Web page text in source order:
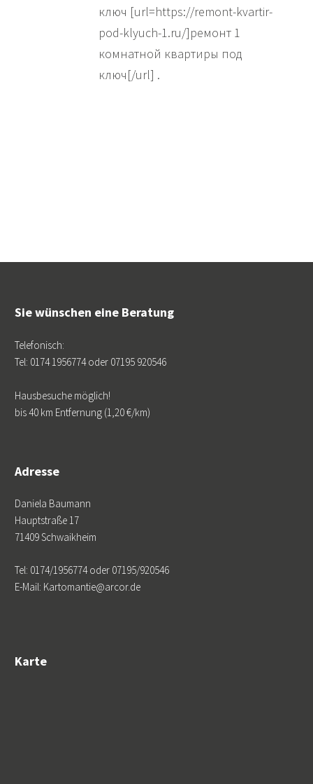
ключ [url=https://remont-kvartir-
pod-klyuch-1.ru/]ремонт 1
комнатной квартиры под
ключ[/url] .
Sie wünschen eine Beratung
Telefonisch:
Tel: 0174 1956774 oder 07195 920546
Hausbesuche möglich!
bis 40 km Entfernung (1,20 €/km)
Adresse
Daniela Baumann
Hauptstraße 17
71409 Schwaikheim
Tel: 0174/1956774 oder 07195/920546
E-Mail: Kartomantie@arcor.de
Karte